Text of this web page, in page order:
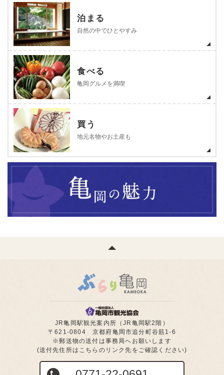
泊まる
自然の中でひとやすみ
食べる
亀岡グルメを満喫
買う
地元名物やお土産も
JR亀岡駅観光案内所（JR亀岡駅2階）
〒621-0804 京都府亀岡市追分町谷筋1-6
※郵送物の送付は事務局へお願いします
(送付先住所はこちらのリンク先をご確認ください)